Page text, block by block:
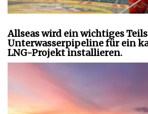
Allseas wird ein wichtiges
Unterwasserpipeline für ein
LNG-Projekt installieren.